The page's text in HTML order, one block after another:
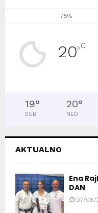
75%
20°C
19°
SUB
20°
NED
AKTUALNO
Ena
DAN
07/08/